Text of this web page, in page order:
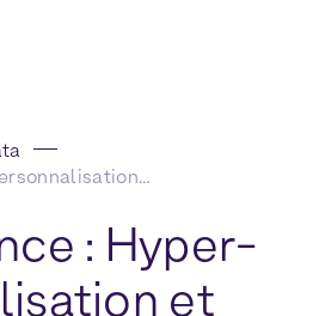
IA Assurance : Hyper-personnalisation et Productivité
: Hyper-
et